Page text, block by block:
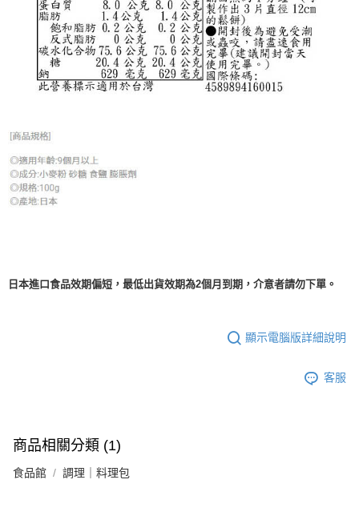
日本進口食品效期偏短，最低出貨效期為2個月到期，介意者請勿下單。
顯示電腦版詳細說明
客服
商品相關分類 (1)
食品館 調理｜料理包